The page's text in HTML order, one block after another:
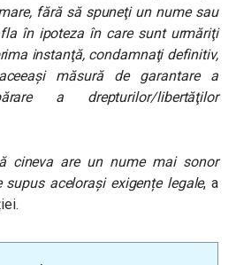
fără să spuneţi un nume sau
în ipoteza în care sunt urmăriţi
instanţă, condamnaţi definitiv,
măsură de garantare a
a drepturilor/libertăţilor
cineva are un nume mai sonor
supus aceloraşi exigențe legale, a